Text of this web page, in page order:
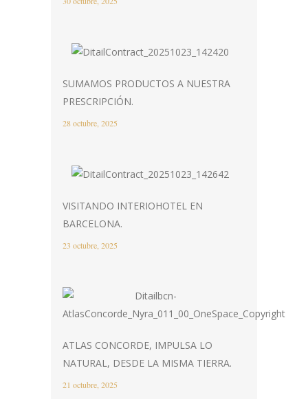
SUMAMOS PRODUCTOS A NUESTRA
PRESCRIPCIÓN.
28 octubre, 2025
VISITANDO INTERIOHOTEL EN
BARCELONA.
23 octubre, 2025
ATLAS CONCORDE, IMPULSA LO
NATURAL, DESDE LA MISMA TIERRA.
21 octubre, 2025